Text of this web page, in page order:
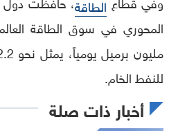
الطاقة
للنفط الخام.
أخبار ذات صلة